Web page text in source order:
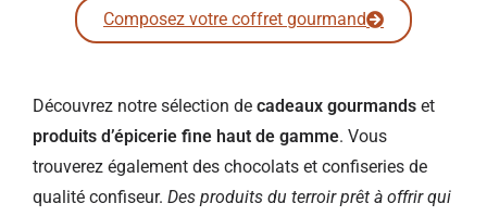
Composez votre coffret gourmand
Découvrez notre sélection de cadeaux gourmands et
produits d’épicerie fine haut de gamme. Vous
trouverez également des chocolats et confiseries de
qualité confiseur. Des produits du terroir prêt à offrir qui